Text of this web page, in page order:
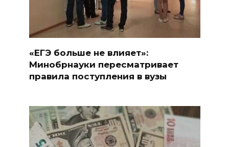
«ЕГЭ больше не влияет»:
Минобрнауки пересматривает
правила поступления в вузы